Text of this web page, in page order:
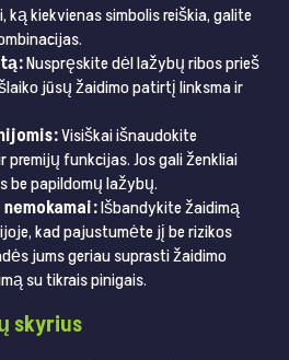
ką kiekvienas simbolis reiškia, galite
Nuspręskite dėl lažybų ribos prieš
jūsų žaidimo patirtį linksma ir
Visiškai išnaudokite
premijų funkcijas. Jos gali ženkliai
be papildomų lažybų.
Išbandykite žaidimą
kad pajustumėte jį be rizikos
jums geriau suprasti žaidimo
su tikrais pinigais.
skyrius